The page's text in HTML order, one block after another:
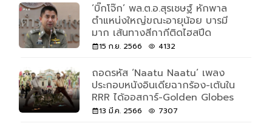
‘บิ๊กโจ๊ก’ พล.ต.อ.สุรเชษฐ์ หักพาล
ตำแหน่งใหญ่ขณะอายุน้อย บารมี
มาก เส้นทางสีกากีติดไฮสปีด
15 ก.ย. 2566 4132
ถอดรหัส ‘Naatu Naatu’ เพลง
ประกอบหนังอินเดียฉากร้อง-เต้นใน
RRR ได้ออสการ์-Golden Globes
13 มี.ค. 2566 7307